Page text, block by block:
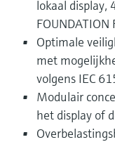
lokaal display,
FOUNDATION
Optimale
met
volgens IEC
Modulair
het display of